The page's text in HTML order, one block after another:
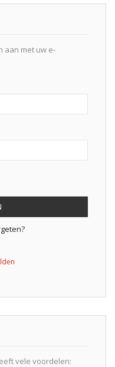
aan met uw e-
vele voordelen: